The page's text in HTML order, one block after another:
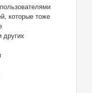
которые тоже
других